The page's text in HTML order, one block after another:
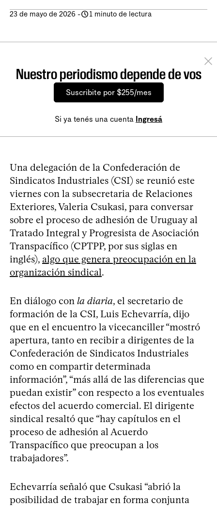
23 de mayo de 2026 - 1 minuto de lectura
Nuestro periodismo depende de vos
Suscribite por $255/mes
Si ya tenés una cuenta Ingresá
Una delegación de la Confederación de
Sindicatos Industriales (CSI) se reunió este
viernes con la subsecretaria de Relaciones
Exteriores, Valeria Csukasi, para conversar
sobre el proceso de adhesión de Uruguay al
Tratado Integral y Progresista de Asociación
Transpacífico (CPTPP, por sus siglas en
inglés), algo que genera preocupación en la
organización sindical.
En diálogo con la diaria, el secretario de
formación de la CSI, Luis Echevarría, dijo
que en el encuentro la vicecanciller “mostró
apertura, tanto en recibir a dirigentes de la
Confederación de Sindicatos Industriales
como en compartir determinada
información”, “más allá de las diferencias que
puedan existir” con respecto a los eventuales
efectos del acuerdo comercial. El dirigente
sindical resaltó que “hay capítulos en el
proceso de adhesión al Acuerdo
Transpacífico que preocupan a los
trabajadores”.
Echevarría señaló que Csukasi “abrió la
posibilidad de trabajar en forma conjunta